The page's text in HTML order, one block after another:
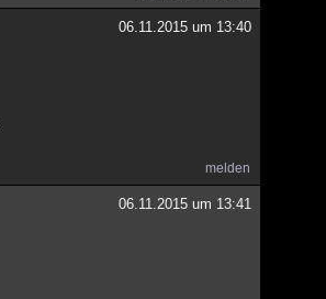
06.11.2015 um 13:40
melden
06.11.2015 um 13:41